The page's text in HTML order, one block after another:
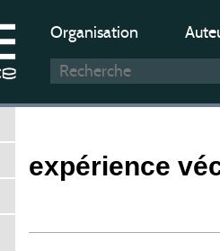
Organisation
expérience